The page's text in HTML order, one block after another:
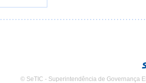
© SeTIC - Superintendência de Governança